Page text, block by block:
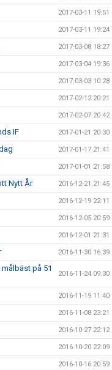
2017-03-11 19:51
2017-03-11 19:24
2017-03-08 18:27
2017-03-04 19:36
2017-03-03 10:28
2017-02-12 20:21
2017-02-07 20:42
IF 2017-01-21 20:30
2017-01-17 21:41
2017-01-01 21:58
Nytt År 2016-12-21 21:45
2016-12-19 22:11
2016-12-05 20:59
2016-12-01 21:31
2016-11-30 16:39
på 51
2016-11-24 09:30
2016-11-19 11:40
2016-11-08 23:21
2016-10-27 22:12
2016-10-20 22:09
2016-10-16 20:59